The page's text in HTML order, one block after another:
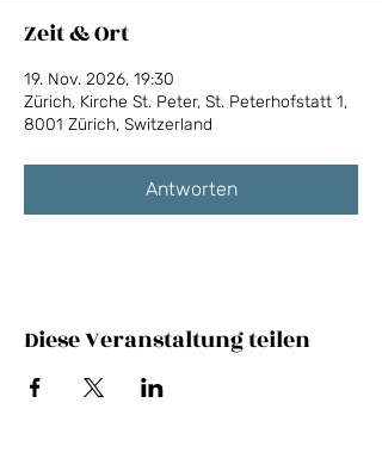
Zeit & Ort
19. Nov. 2026, 19:30
Zürich, Kirche St. Peter, St. Peterhofstatt 1,
8001 Zürich, Switzerland
Antworten
Diese Veranstaltung teilen